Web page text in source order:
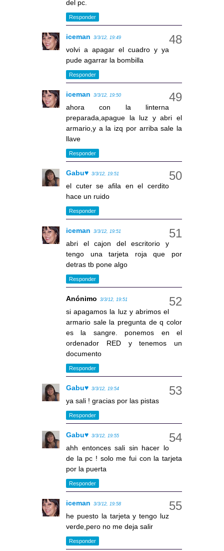
del pc.
Responder
iceman 3/3/12, 19:49
volvi a apagar el cuadro y ya
pude agarrar la bombilla
Responder
iceman 3/3/12, 19:50
ahora con la linterna
preparada,apague la luz y abri el
armario,y a la izq por arriba sale la
llave
Responder
Gabu♥ 3/3/12, 19:51
el cuter se afila en el cerdito
hace un ruido
Responder
iceman 3/3/12, 19:51
abri el cajon del escritorio y
tengo una tarjeta roja que por
detras tb pone algo
Responder
Anónimo 3/3/12, 19:51
si apagamos la luz y abrimos el
armario sale la pregunta de q color
es la sangre. ponemos en el
ordenador RED y tenemos un
documento
Responder
Gabu♥ 3/3/12, 19:54
ya sali ! gracias por las pistas
Responder
Gabu♥ 3/3/12, 19:55
ahh entonces sali sin hacer lo
de la pc ! solo me fui con la tarjeta
por la puerta
Responder
iceman 3/3/12, 19:58
he puesto la tarjeta y tengo luz
verde,pero no me deja salir
Responder